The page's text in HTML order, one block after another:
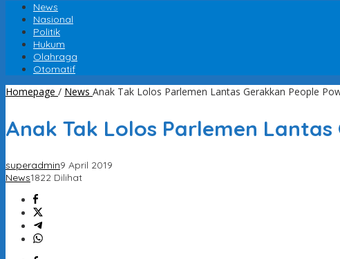
News
Nasional
Politik
Hukum
Olahraga
Otomatif
Homepage / News Anak Tak Lolos Parlemen Lantas Gerakkan People
Anak Tak Lolos Parlemen
superadmin9 April 2019
News1822 Dilihat